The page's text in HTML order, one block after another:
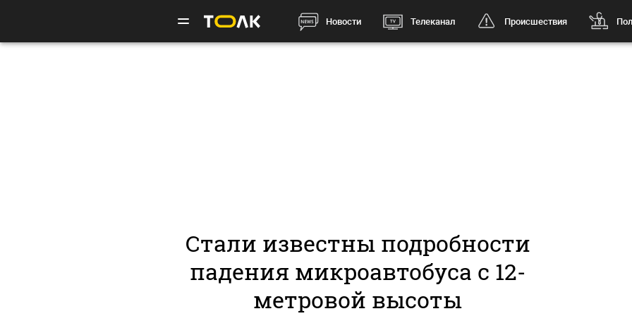
Новости Телеканал Происшествия
Стали известны подробности
падения микроавтобуса с 12-
метровой высоты